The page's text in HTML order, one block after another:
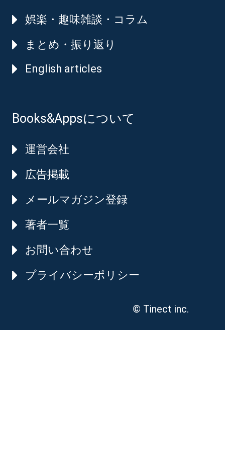
娯楽・趣味雑談・コラム
まとめ・振り返り
English articles
Books&Appsについて
運営会社
広告掲載
メールマガジン登録
著者一覧
お問い合わせ
プライバシーポリシー
© Tinect inc.